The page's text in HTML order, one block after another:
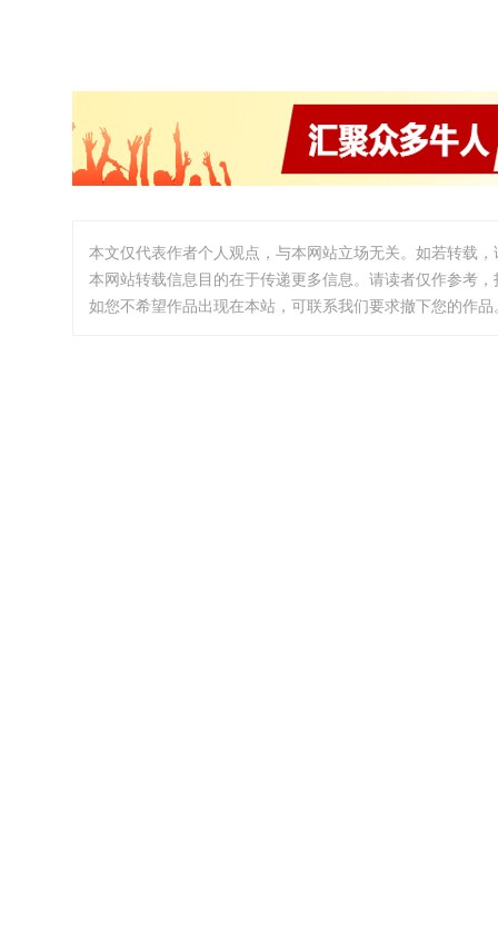
本文仅代表作者个人观点，与本网站立场无关。如若转载
本网站转载信息目的在于传递更多信息。请读者仅作参考
如您不希望作品出现在本站，可联系我们要求撤下您的作